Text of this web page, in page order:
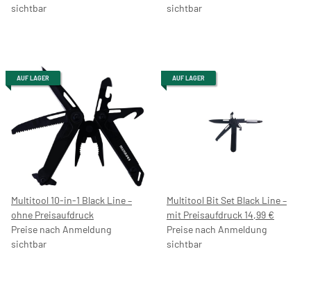
sichtbar
sichtbar
AUF LAGER
Multitool 10-in-1 Black Line –
ohne Preisaufdruck
Preise nach Anmeldung
sichtbar
AUF LAGER
Multitool Bit Set Black Line –
mit Preisaufdruck 14,99 €
Preise nach Anmeldung
sichtbar